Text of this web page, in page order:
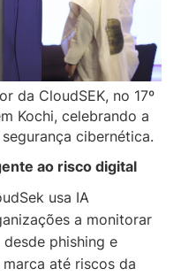
da CloudSEK, no 17º
Kochi, celebrando a
cibernética.
ao risco digital
usa IA
a monitorar
phishing e
até riscos da